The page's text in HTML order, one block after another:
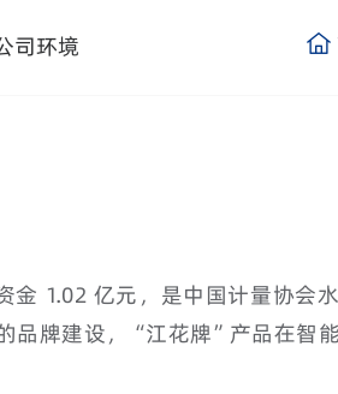
司环境
1.02 亿元，是中国计量协会
品牌建设，“江花牌”产品在智